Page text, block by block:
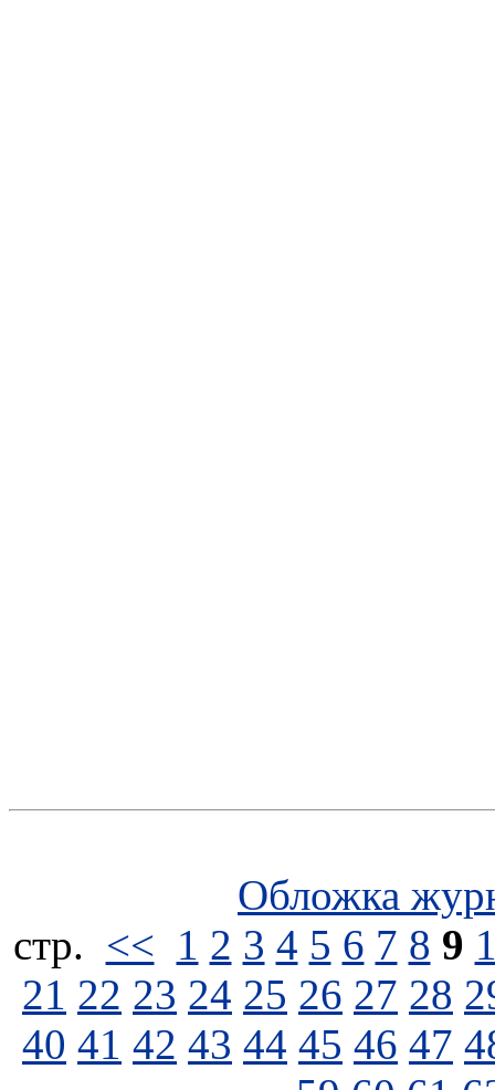
Обложка
стp. << 1 2 3 4 5 6 7 8 9
21 22 23 24 25 26 27 28
40 41 42 43 44 45 46 47